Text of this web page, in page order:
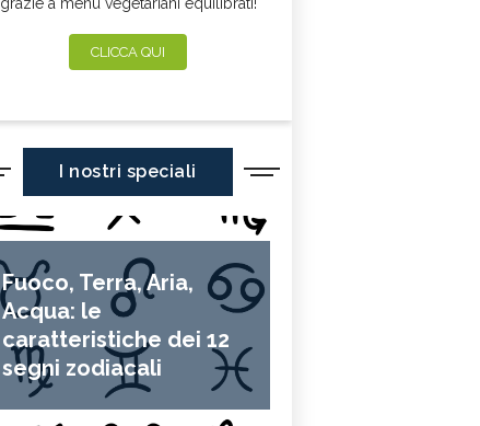
CLICCA QUI
I nostri speciali
Fuoco, Terra, Aria,
Acqua: le
caratteristiche dei 12
segni zodiacali